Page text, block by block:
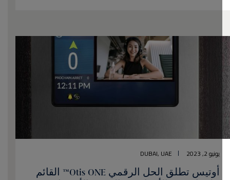
يونيو 2, 2023 DUBAI, UAE
أوتيس تطلق الحل الرقمي Otis ONE™ القائم